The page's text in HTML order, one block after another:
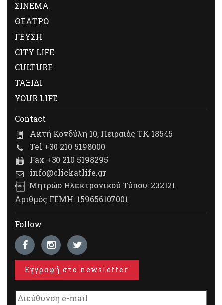
ΣΙΝΕΜΑ
ΘΕΑΤΡΟ
ΓΕΥΣΗ
CITY LIFE
CULTURE
ΤΑΞΙΔΙ
YOUR LIFE
Contact
Ακτή Κονδύλη 10, Πειραιάς ΤΚ 18545
Tel +30 210 5198000
Fax +30 210 5198295
info@clickatlife.gr
Μητρώο Ηλεκτρονικού Τύπου: 232121
Αριθμός ΓΕΜΗ: 159656107001
Follow
Εγγραφή στο newsletter